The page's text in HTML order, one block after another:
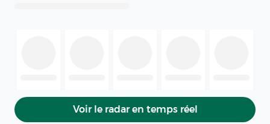
Voir le radar en temps réel